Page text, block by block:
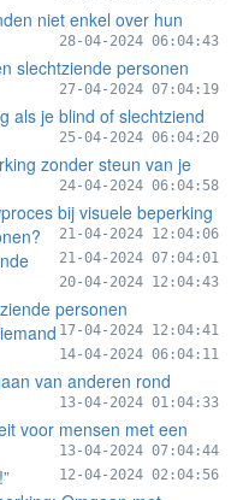
niet enkel over hun
28-04-2024 06:04:43
slechtziende personen
27-04-2024 07:04:19
als je blind of slechtziend
25-04-2024 06:04:20
zonder steun van je
24-04-2024 06:04:58
bij visuele beperking
21-04-2024 12:04:06
21-04-2024 07:04:01
20-04-2024 12:04:43
personen
17-04-2024 12:04:41
14-04-2024 06:04:11
van anderen rond
13-04-2024 01:04:33
voor mensen met een
13-04-2024 07:04:44
12-04-2024 02:04:56